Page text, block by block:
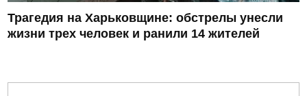
Трагедия на Харьковщине: обстрелы унесли
жизни трех человек и ранили 14 жителей